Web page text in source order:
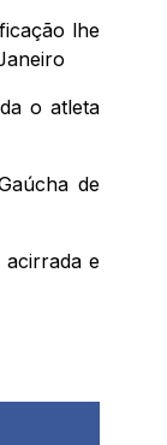
lhe
o atleta
de
acirrada e